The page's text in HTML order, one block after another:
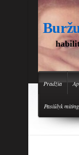
Pradžia
Pasiūlyk